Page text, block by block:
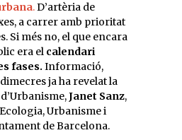
.D’artèria de
a carrer amb prioritat
Si més no, el que encara
era el calendari
fases. Informació,
ja ha revelat la
Janet Sanz,
Urbanisme i
de Barcelona.